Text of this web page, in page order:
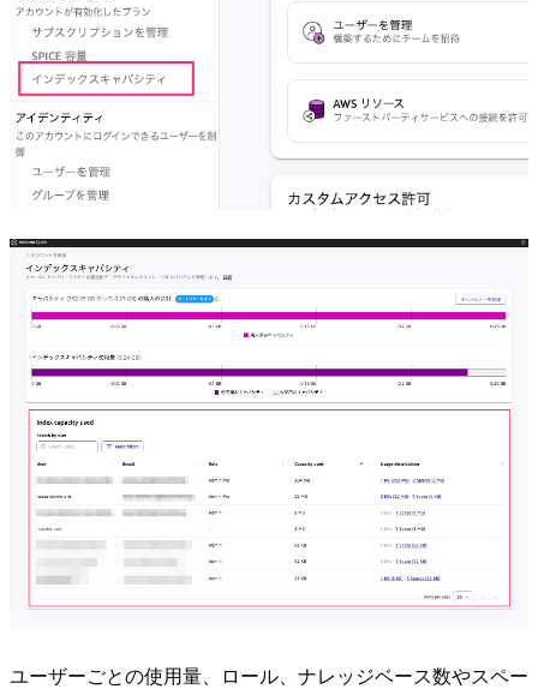
ユーザーごとの使用量、ロール、ナレッジベース数やスペー